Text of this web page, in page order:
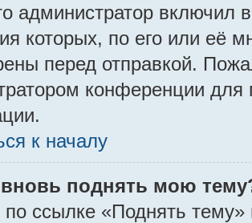
администратор включил
которых, по его или её
перед отправкой.
конференции для
к началу
поднять мою
ссылке «Поднять